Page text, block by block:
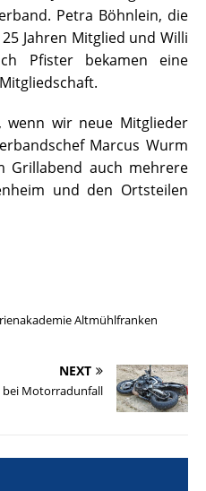
Petra Böhnlein, die
Jahren Mitglied und Willi
Pfister bekamen eine
wenn wir neue Mitglieder
Marcus Wurm
Grillabend auch mehrere
und den Ortsteilen
Altmühlfranken
NEXT
bei Motorradunfall